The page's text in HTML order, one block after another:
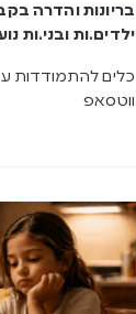
בריונות והדרה
ילדים.ות ובני.ות
כלים להתמודדות
ווטסאפ